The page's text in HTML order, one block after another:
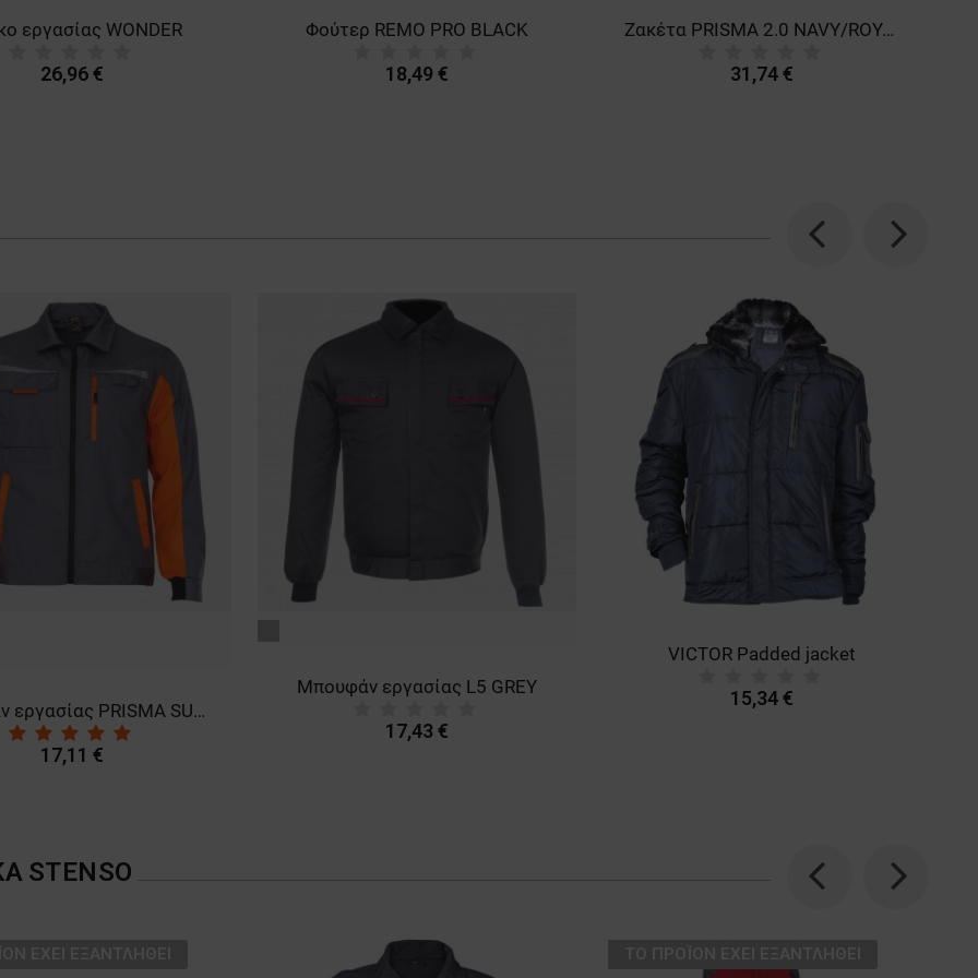
εργασίας WONDER
26,96 €
Φούτερ REMO PRO BLACK
18,49 €
Ζακέτα PRISMA 2.0 NAVY/ROYAL BLUE
31,74 €
Previous
Μπουφάν εργασίας PRISMA SUMMER GREY/ORANGE
17,11 €
Μπουφάν εργασίας L5 GREY
17,43 €
VICTOR Padded jacket
15,34 €
Next
STENSO
Previous Next